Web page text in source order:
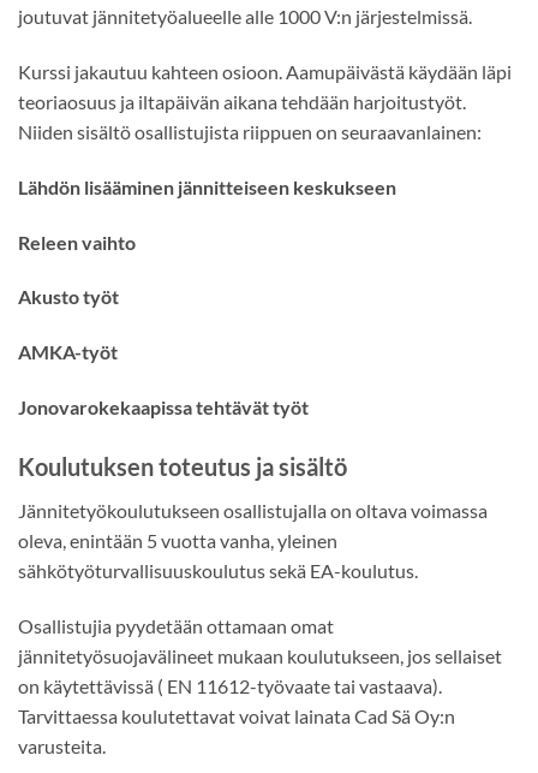
joutuvat jännitetyöalueelle alle 1000 V:n järjestelmissä.
Kurssi jakautuu kahteen osioon. Aamupäivästä käydään läpi
teoriaosuus ja iltapäivän aikana tehdään harjoitustyöt.
Niiden sisältö osallistujista riippuen on seuraavanlainen:
Lähdön lisääminen jännitteiseen keskukseen
Releen vaihto
Akusto työt
AMKA-työt
Jonovarokekaapissa tehtävät työt
Koulutuksen toteutus ja sisältö
Jännitetyökoulutukseen osallistujalla on oltava voimassa
oleva, enintään 5 vuotta vanha, yleinen
sähkötyöturvallisuuskoulutus sekä EA-koulutus.
Osallistujia pyydetään ottamaan omat
jännitetyösuojavälineet mukaan koulutukseen, jos sellaiset
on käytettävissä ( EN 11612-työvaate tai vastaava).
Tarvittaessa koulutettavat voivat lainata Cad Sä Oy:n
varusteita.